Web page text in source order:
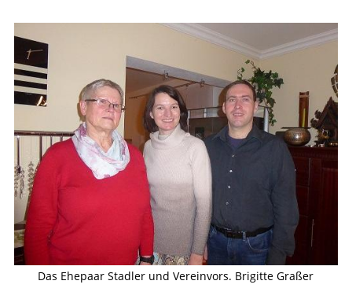
Das Ehepaar Stadler und Vereinvors. Brigitte Graßer